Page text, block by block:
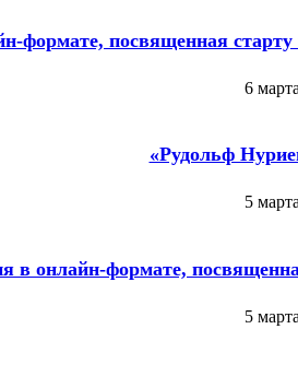
формате, посвященная
6
«Рудольф
5
в онлайн-формате,
5